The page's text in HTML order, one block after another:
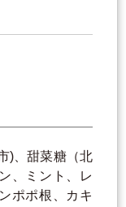
)、甜菜糖（北
、ミント、レ
ポポ根、カキ